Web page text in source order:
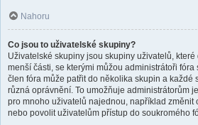
Nahoru
Co jsou to uživatelské skupiny?
Uživatelské skupiny jsou skupiny uživatelů,
menší části, se kterými můžou administrátoři
člen fóra může patřit do několika skupin a každé
různá oprávnění. To umožňuje administrátorům
pro mnoho uživatelů najednou, například změnit
nebo povolit uživatelům přístup do soukromého